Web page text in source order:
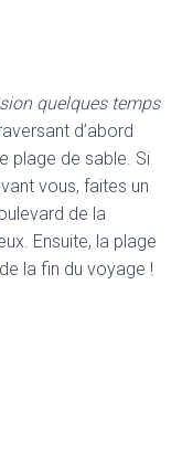
quelques temps
d’abord
plage de sable. Si
vous, faites un
de la
Ensuite, la plage
la fin du voyage !